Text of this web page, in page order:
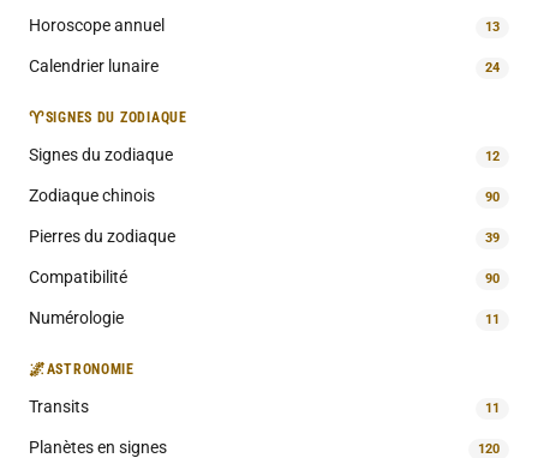
Horoscope annuel 13
Calendrier lunaire 24
♈SIGNES DU ZODIAQUE
Signes du zodiaque 12
Zodiaque chinois 90
Pierres du zodiaque 39
Compatibilité 90
Numérologie 11
🌌ASTRONOMIE
Transits 11
Planètes en signes 120